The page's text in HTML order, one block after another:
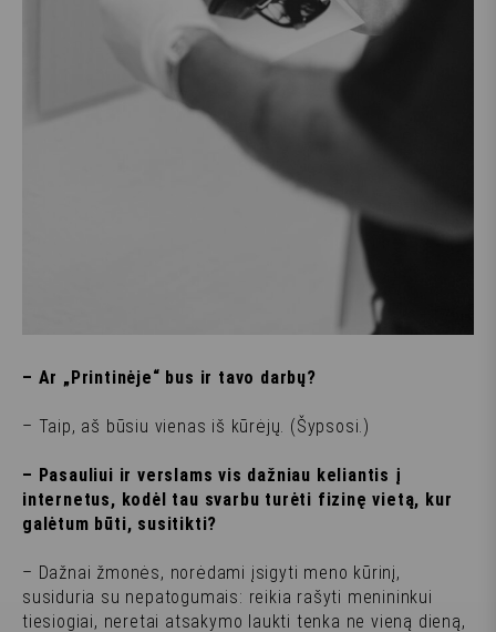
– Ar „Printinėje“ bus ir tavo darbų?
– Taip, aš būsiu vienas iš kūrėjų. (Šypsosi.)
– Pasauliui ir verslams vis dažniau keliantis į
internetus, kodėl tau svarbu turėti fizinę vietą, kur
galėtum būti, susitikti?
– Dažnai žmonės, norėdami įsigyti meno kūrinį,
susiduria su nepatogumais: reikia rašyti menininkui
tiesiogiai, neretai atsakymo laukti tenka ne vieną dieną,